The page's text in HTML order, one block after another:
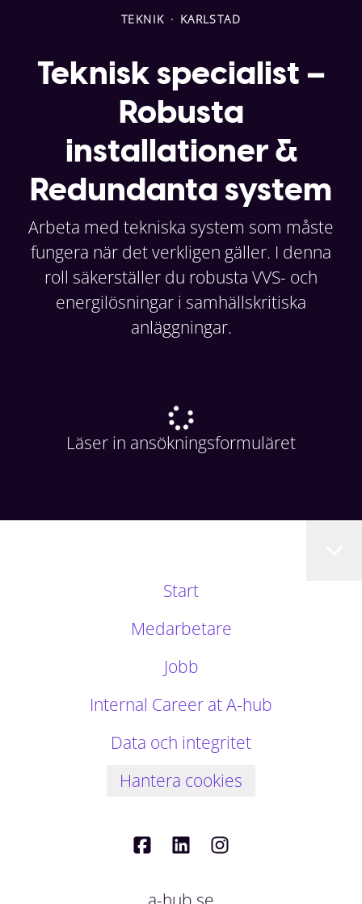
TEKNIK · KARLSTAD
Teknisk specialist –
Robusta
installationer &
Redundanta system
Arbeta med tekniska system som måste
fungera när det verkligen gäller. I denna
roll säkerställer du robusta VVS- och
energilösningar i samhällskritiska
anläggningar.
Läser in ansökningsformuläret
Start
Medarbetare
Jobb
Internal Career at A-hub
Data och integritet
Hantera cookies